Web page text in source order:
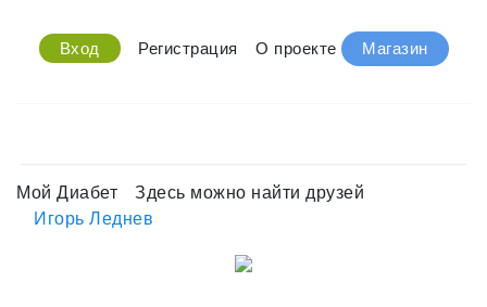
Вход Регистрация О проекте Магазин
Мой Диабет
Здесь можно найти друзей
Игорь Леднев